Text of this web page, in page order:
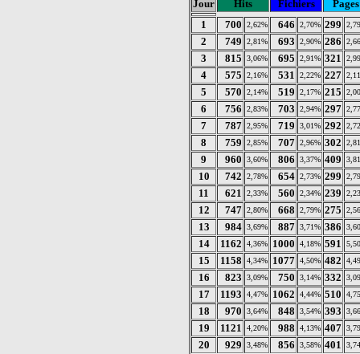
Jour Hits Fichiers
Pages
1
700 2,62% 646 2,70% 299
2 749 2,81% 693 2,90% 286
3 815 3,06% 695 2,91% 321
4 575 2,16% 531 2,22% 227
5 570 2,14% 519 2,17% 215
6 756 2,83% 703 2,94% 297
7 787 2,95% 719 3,01% 292
8 759 2,85% 707 2,96% 302
9 960 3,60% 806 3,37% 409
10 742 2,78% 654 2,73% 299
11 621 2,33% 560 2,34% 239
12 747 2,80% 668 2,79% 275
13 984 3,69% 887 3,71% 386
14 1162 4,36% 1000 4,18% 591
15 1158 4,34% 1077 4,50% 482
16 823 3,09% 750 3,14% 332
17 1193 4,47% 1062 4,44% 510
18 970 3,64% 848 3,54% 393
19 1121 4,20% 988 4,13% 407
20 929 3,48% 856 3,58% 401